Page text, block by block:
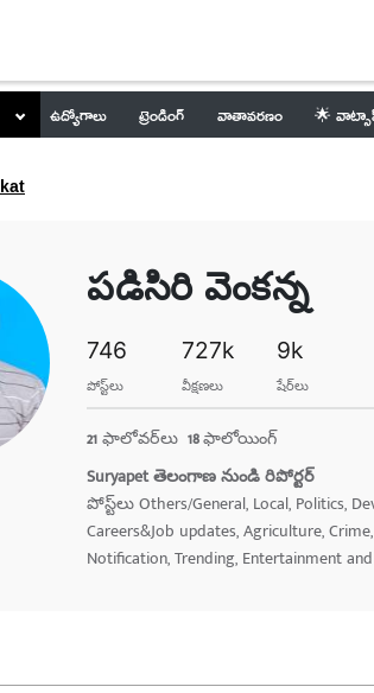
ఉద్యోగాలు ట్రెండింగ్ వాతావరణం 🌟
పడిసిరి వెంకన్న
746
పోస్ట్‌లు
727k
వీక్షణలు
9k
షేర్​లు
21ఫాలోవర్​లు 18ఫాలోయింగ్
Suryapet తెలంగాణ నుండి రిపోర్టర్
పోస్ట్‌లు Others/General, Local, Politics,
Careers&Job updates, Agriculture,
Notification, Trending, Entertainment